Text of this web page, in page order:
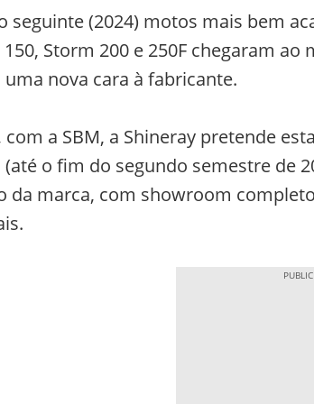
seguinte (2024) motos mais bem
Storm 200 e 250F chegaram
uma nova cara à fabricante.
com a SBM, a Shineray pretende
o fim do segundo semestre de
da marca, com showroom